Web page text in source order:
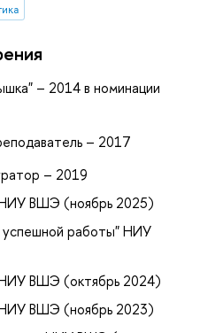
– 2014 в номинации
– 2017
– 2019
НИУ ВШЭ (ноябрь 2025)
работы" НИУ
НИУ ВШЭ (октябрь 2024)
НИУ ВШЭ (ноябрь 2023)